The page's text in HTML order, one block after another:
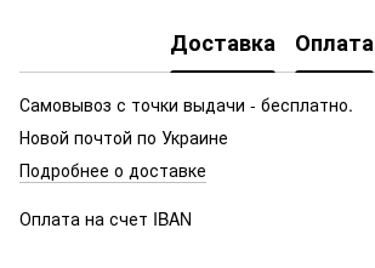
Доставка Оплата
Самовывоз с точки выдачи - бесплатно.
Новой почтой по Украине
Подробнее о доставке
Оплата на счет IBAN